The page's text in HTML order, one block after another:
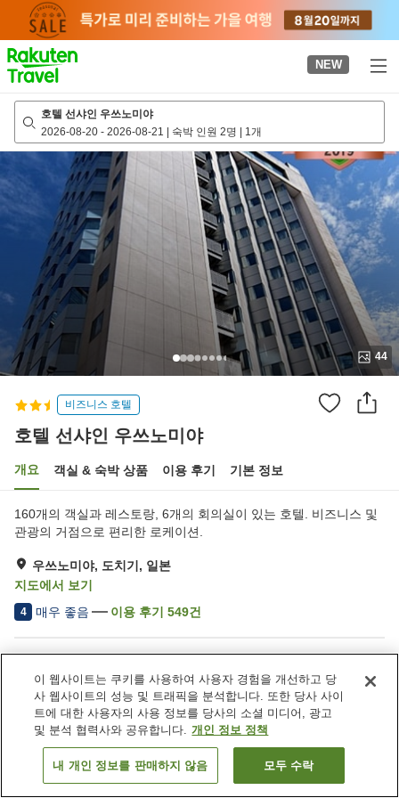
page
NEW
호텔 선샤인 우쓰노미야
2026-08-20 - 2026-08-21 | 숙박 인원 2명 | 1개
44
비즈니스 호텔
호텔 선샤인 우쓰노미야
개요 객실 & 숙박 상품 이용 후기 기본 정보
160개의 객실과 레스토랑, 6개의 회의실이 있는 호텔. 비즈니스 및
관광의 거점으로 편리한 로케이션.
우쓰노미야, 도치기, 일본
지도에서 보기
4 매우 좋음 이용 후기 549건
주차장
스파 / 미용실
레스토랑
자동판매기
객실 보기
이 웹사이트는 쿠키를 사용하여 사용자 경험을 개선하고 당
사 웹사이트의 성능 및 트래픽을 분석합니다. 또한 당사 사이
트에 대한 사용자의 사용 정보를 당사의 소셜 미디어, 광고
및 분석 협력사와 공유합니다. 개인 정보 정책
내 개인 정보를 판매하지 않음 모두 수락